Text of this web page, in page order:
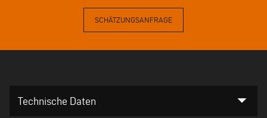
SCHÄTZUNGSANFRAGE
Technische Daten arrow_drop_down